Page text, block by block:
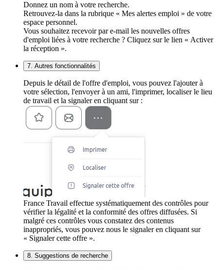
Donnez un nom à votre recherche.
Retrouvez-la dans la rubrique « Mes alertes emploi » de votre
espace personnel.
Vous souhaitez recevoir par e-mail les nouvelles offres
d'emploi liées à votre recherche ? Cliquez sur le lien « Activer
la réception ».
7. Autres fonctionnalités
Depuis le détail de l'offre d'emploi, vous pouvez l'ajouter à
votre sélection, l'envoyer à un ami, l'imprimer, localiser le lieu
de travail et la signaler en cliquant sur :
France Travail effectue systématiquement des contrôles pour
vérifier la légalité et la conformité des offres diffusées. Si
malgré ces contrôles vous constatez des contenus
inappropriés, vous pouvez nous le signaler en cliquant sur
« Signaler cette offre ».
8. Suggestions de recherche